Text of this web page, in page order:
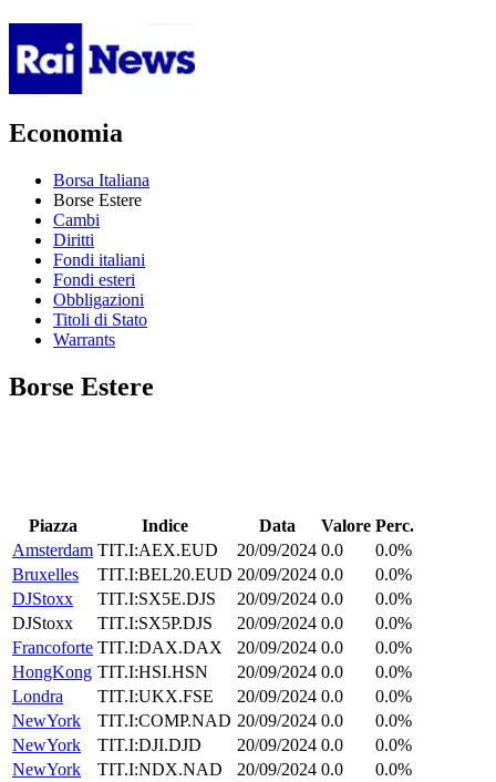
Economia
Borsa Italiana
Borse Estere
Cambi
Diritti
Fondi italiani
Fondi esteri
Obbligazioni
Titoli di Stato
Warrants
Borse Estere
Piazza Indice Data Valore Perc.
Amsterdam TIT.I:AEX.EUD 20/09/2024 0.0
0.0%
Bruxelles
TIT.I:BEL20.EUD 20/09/2024 0.0
0.0%
DJStoxx
TIT.I:SX5E.DJS 20/09/2024 0.0
0.0%
DJStoxx
TIT.I:SX5P.DJS 20/09/2024 0.0
0.0%
Francoforte TIT.I:DAX.DAX 20/09/2024 0.0
0.0%
HongKong TIT.I:HSI.HSN 20/09/2024 0.0
0.0%
Londra
TIT.I:UKX.FSE 20/09/2024 0.0
0.0%
NewYork
TIT.I:COMP.NAD 20/09/2024 0.0
0.0%
NewYork
TIT.I:DJI.DJD 20/09/2024 0.0
0.0%
NewYork
TIT.I:NDX.NAD 20/09/2024 0.0
0.0%